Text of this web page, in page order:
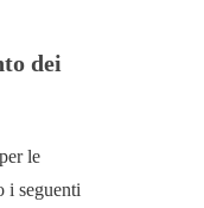
dei
le
i seguenti